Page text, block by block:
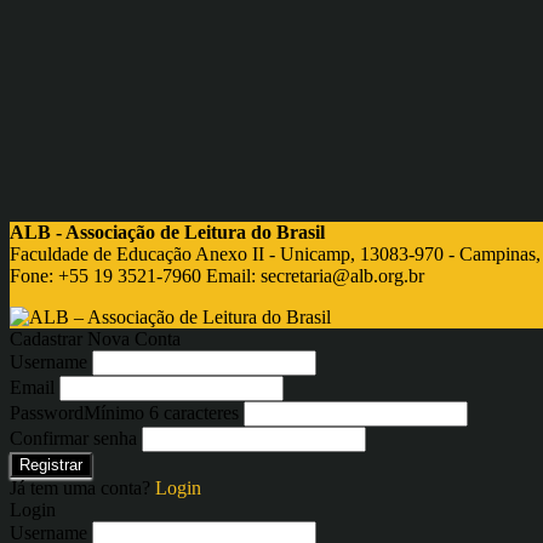
ALB - Associação de Leitura do Brasil
Faculdade de Educação Anexo II - Unicamp, 13083-970 - Campinas,
Fone: +55 19 3521-7960 Email: secretaria@alb.org.br
Cadastrar Nova Conta
Username
Email
PasswordMínimo 6 caracteres
Confirmar senha
Registrar
Já tem uma conta? Login
Login
Username